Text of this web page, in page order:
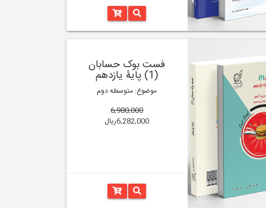
فست بوک حسابان
(1) پایۀ یازدهم
موضوع: متوسطه دوم
6,980,000
6,282,000ریال